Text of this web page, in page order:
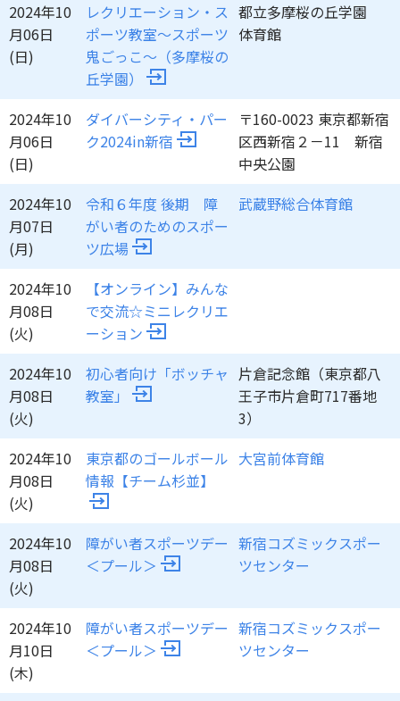
2024年10
月06日
(日)
レクリエーション・ス
ポーツ教室～スポーツ
鬼ごっこ～（多摩桜の
丘学園）
都立多摩桜の丘学園
体育館
2024年10
月06日
(日)
ダイバーシティ・パー
ク2024in新宿
〒160-0023 東京都新宿
区西新宿２－11 新宿
中央公園
2024年10
月07日
(月)
令和６年度 後期 障
がい者のためのスポー
ツ広場
武蔵野総合体育館
2024年10
月08日
(火)
【オンライン】みんな
で交流☆ミニレクリエ
ーション
2024年10
月08日
(火)
初心者向け「ボッチャ
教室」
片倉記念館（東京都八
王子市片倉町717番地
3）
2024年10
月08日
(火)
東京都のゴールボール
情報【チーム杉並】
大宮前体育館
2024年10
月08日
(火)
障がい者スポーツデー
＜プール＞
新宿コズミックスポー
ツセンター
2024年10
月10日
(木)
障がい者スポーツデー
＜プール＞
新宿コズミックスポー
ツセンター